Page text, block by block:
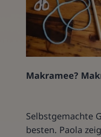
Makramee?
Selbstgemachte
besten. Paola